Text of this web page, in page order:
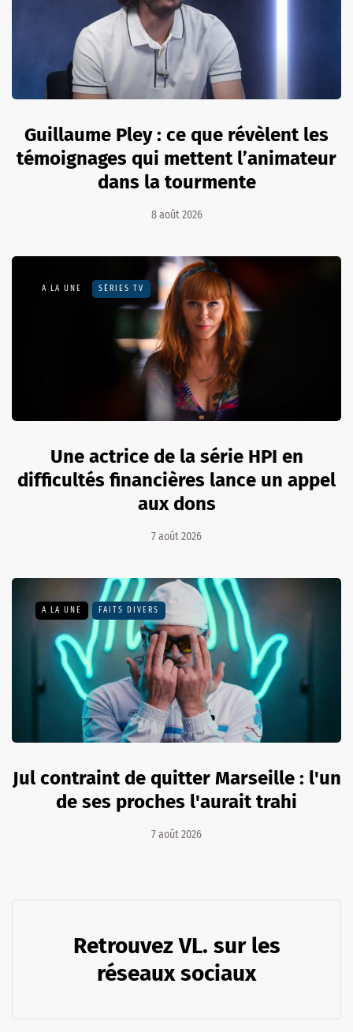
Guillaume Pley : ce que révèlent les
témoignages qui mettent l’animateur
dans la tourmente
8 août 2026
A LA UNE SÉRIES TV
Une actrice de la série HPI en
difficultés financières lance un appel
aux dons
7 août 2026
A LA UNE FAITS DIVERS
Jul contraint de quitter Marseille : l'un
de ses proches l'aurait trahi
7 août 2026
Retrouvez VL. sur les
réseaux sociaux